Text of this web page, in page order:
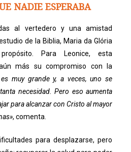
NADIE ESPERABA
al vertedero y una amistad
de la Biblia, Maria da Glória
Para Leonice, esta
más su compromiso con la
muy grande y, a veces, uno se
necesidad. Pero eso aumenta
para alcanzar con Cristo al mayor
, comenta.
para desplazarse, pero